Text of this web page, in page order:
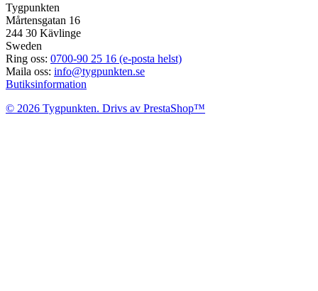
Tygpunkten
Mårtensgatan 16
244 30 Kävlinge
Sweden
Ring oss: 0700-90 25 16 (e-posta helst)
Maila oss: info@tygpunkten.se
Butiksinformation
© 2026 Tygpunkten. Drivs av PrestaShop™